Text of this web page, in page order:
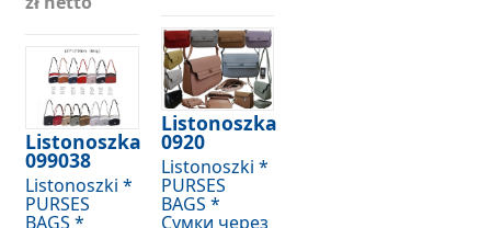
Listonoszka
099038
Listonoszki *
PURSES
BAGS *
Listonoszka
0920
Listonoszki *
PURSES
BAGS *
Сумки через